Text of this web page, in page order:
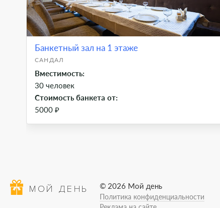
Банкетный зал на 1 этаже
САНДАЛ
Вместимость:
30 человек
Стоимость банкета от:
5000 ₽
МОЙ ДЕНЬ © 2026 Мой день
Политика конфиденциальности